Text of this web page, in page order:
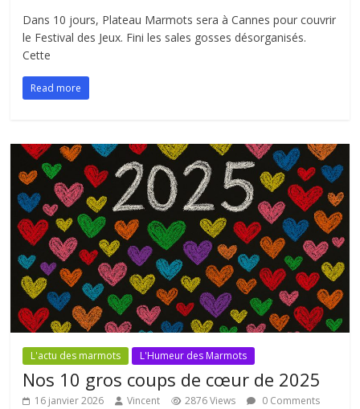
Dans 10 jours, Plateau Marmots sera à Cannes pour couvrir
le Festival des Jeux. Fini les sales gosses désorganisés.
Cette
Read more
L'actu des marmots L'Humeur des Marmots
Nos 10 gros coups de cœur de 2025
16 janvier 2026 Vincent 2876 Views
0 Comments